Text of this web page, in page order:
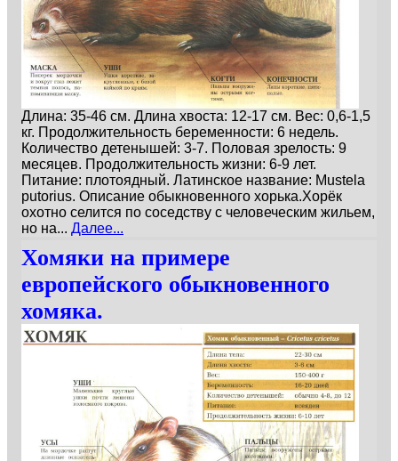
Длина: 35-46 см. Длина хвоста: 12-17 см. Вес: 0,6-1,5
кг. Продолжительность беременности: 6 недель.
Количество детенышей: 3-7. Половая зрелость: 9
месяцев. Продолжительность жизни: 6-9 лет.
Питание: плотоядный. Латинское название: Mustela
putorius. Описание обыкновенного хорька.Хорёк
охотно селится по соседству с человеческим жильем,
но на... Далее...
Хомяки на примере
европейского обыкновенного
хомяка.